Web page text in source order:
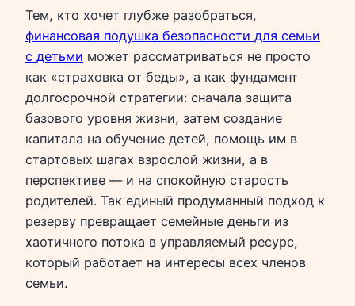
Тем, кто хочет глубже разобраться,
финансовая подушка безопасности для семьи
с детьми может рассматриваться не просто
как «страховка от беды», а как фундамент
долгосрочной стратегии: сначала защита
базового уровня жизни, затем создание
капитала на обучение детей, помощь им в
стартовых шагах взрослой жизни, а в
перспективе — и на спокойную старость
родителей. Так единый продуманный подход к
резерву превращает семейные деньги из
хаотичного потока в управляемый ресурс,
который работает на интересы всех членов
семьи.